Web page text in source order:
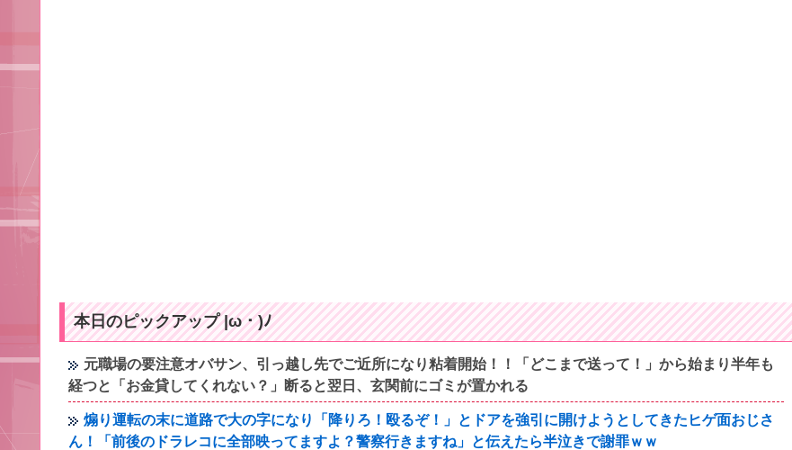
本日のピックアップ |ω・)ﾉ
元職場の要注意オバサン、引っ越し先でご近所になり粘着開始！！「どこまで送って！」から始まり半年も
経つと「お金貸してくれない？」断ると翌日、玄関前にゴミが置かれる
煽り運転の末に道路で大の字になり「降りろ！殴るぞ！」とドアを強引に開けようとしてきたヒゲ面おじさ
ん！「前後のドラレコに全部映ってますよ？警察行きますね」と伝えたら半泣きで謝罪ｗｗ